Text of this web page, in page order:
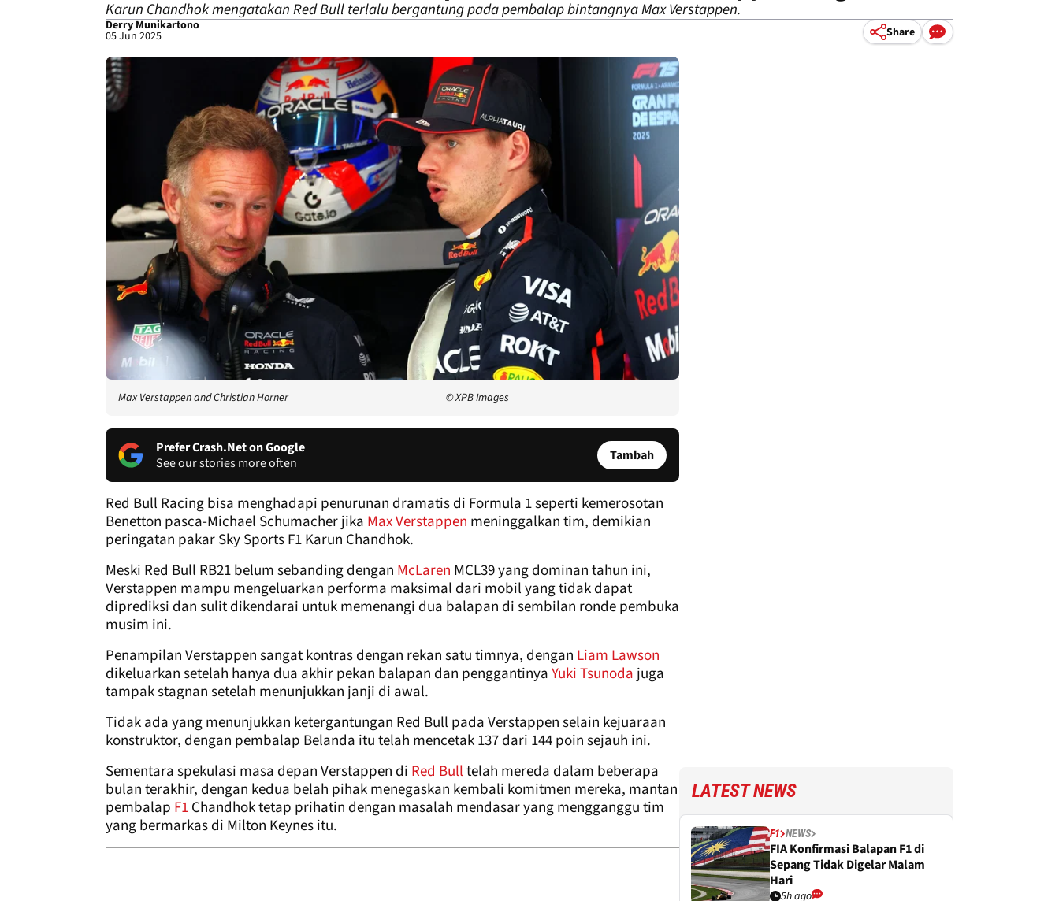
Karun Chandhok mengatakan Red Bull terlalu bergantung pada pembalap bintangnya Max Verstappen.
Derry Munikartono
05 Jun 2025 Share
Max Verstappen and Christian Horner © XPB Images
Prefer Crash.Net on Google
See our stories more often
Tambah
Red Bull Racing bisa menghadapi penurunan dramatis di Formula 1 seperti kemerosotan
Benetton pasca-Michael Schumacher jika Max Verstappen meninggalkan tim, demikian
peringatan pakar Sky Sports F1 Karun Chandhok.
Meski Red Bull RB21 belum sebanding dengan McLaren MCL39 yang dominan tahun ini,
Verstappen mampu mengeluarkan performa maksimal dari mobil yang tidak dapat
diprediksi dan sulit dikendarai untuk memenangi dua balapan di sembilan ronde pembuka
musim ini.
Penampilan Verstappen sangat kontras dengan rekan satu timnya, dengan Liam Lawson
dikeluarkan setelah hanya dua akhir pekan balapan dan penggantinyaYuki Tsunoda juga
tampak stagnan setelah menunjukkan janji di awal.
Tidak ada yang menunjukkan ketergantungan Red Bull pada Verstappen selain kejuaraan
konstruktor, dengan pembalap Belanda itu telah mencetak 137 dari 144 poin sejauh ini.
Sementara spekulasi masa depan Verstappen di Red Bulltelah mereda dalam beberapa
bulan terakhir, dengan kedua belah pihak menegaskan kembali komitmen mereka, mantan
pembalap F1Chandhok tetap prihatin dengan masalah mendasar yang mengganggu tim
yang bermarkas di Milton Keynes itu.
LATEST NEWS
F1 NEWS
FIA Konfirmasi Balapan F1 di
Sepang Tidak Digelar Malam
Hari
5h ago